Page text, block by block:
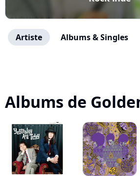
Artiste Albums & Singles
Albums de